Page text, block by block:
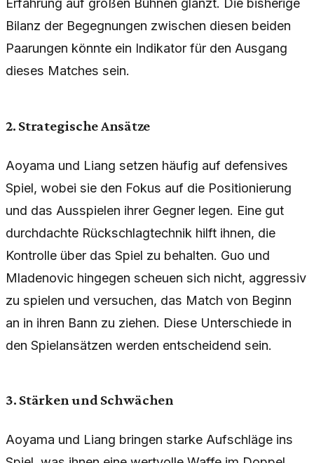
Erfahrung auf großen Bühnen glänzt. Die bisherige
Bilanz der Begegnungen zwischen diesen beiden
Paarungen könnte ein Indikator für den Ausgang
dieses Matches sein.
2. Strategische Ansätze
Aoyama und Liang setzen häufig auf defensives
Spiel, wobei sie den Fokus auf die Positionierung
und das Ausspielen ihrer Gegner legen. Eine gut
durchdachte Rückschlagtechnik hilft ihnen, die
Kontrolle über das Spiel zu behalten. Guo und
Mladenovic hingegen scheuen sich nicht, aggressiv
zu spielen und versuchen, das Match von Beginn
an in ihren Bann zu ziehen. Diese Unterschiede in
den Spielansätzen werden entscheidend sein.
3. Stärken und Schwächen
Aoyama und Liang bringen starke Aufschläge ins